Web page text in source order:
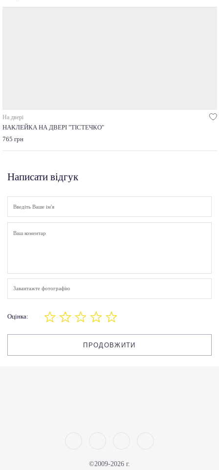
На двері
НАКЛЕЙКА НА ДВЕРІ "ТІСТЕЧКО"
765 грн
Написати відгук
Завантажте фотографію
Оцінка:
ПРОДОВЖИТИ
©2009-2026 г.